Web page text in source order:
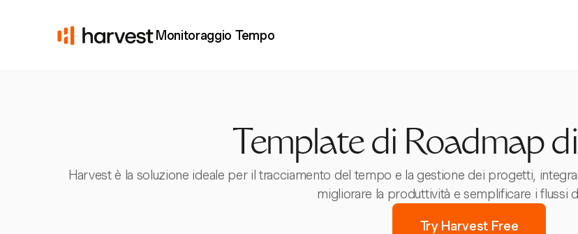
Monitoraggio Tempo
Template di Roadmap
Harvest è la soluzione ideale per il tracciamento del tempo e la gestione dei progetti,
migliorare la produttività e semplificare i flussi
Try Harvest Free